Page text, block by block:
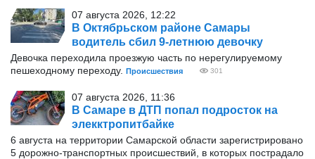
07 августа 2026, 12:22
В Октябрьском районе Самары
водитель сбил 9-летнюю девочку
Девочка переходила проезжую часть по нерегулируемому
пешеходному переходу. Происшествия 301
07 августа 2026, 11:36
В Самаре в ДТП попал подросток на
элекктропитбайке
6 августа на территории Самарской области зарегистрировано
5 дорожно-транспортных происшествий, в которых пострадало